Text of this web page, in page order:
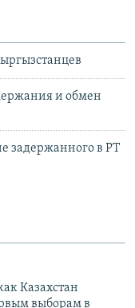
и обмен
задержанного в РТ
Казахстан
выборам в